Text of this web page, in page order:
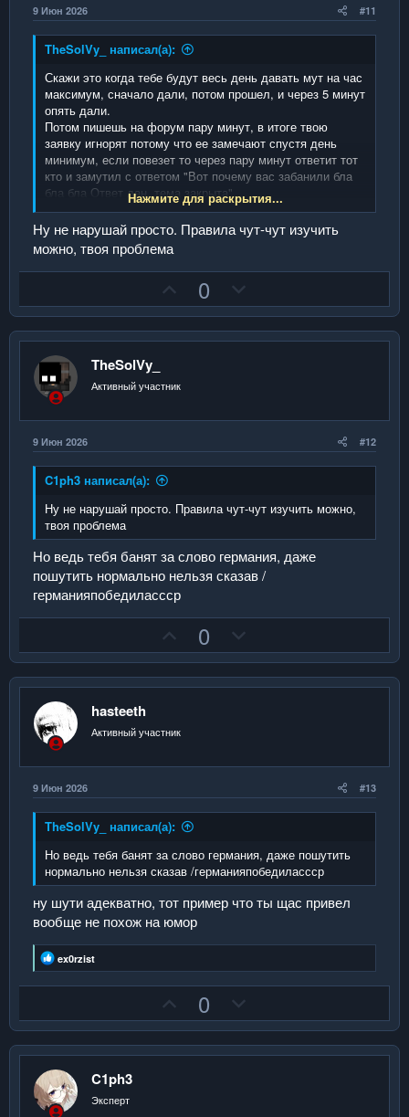
ы
й
г
о
л
о
с
ы
г
о
л
о
с
9 Июн 2026 #11
TheSolVy_ написал(а):
Скажи это когда тебе будут весь день давать мут на час
максимум, сначало дали, потом прошел, и через 5 минут
опять дали.
Потом пишешь на форум пару минут, в итоге твою
заявку игнорят потому что ее замечают спустя день
минимум, если повезет то через пару минут ответит тот
кто и замутил с ответом "Вот почему вас забанили бла
бла бла Ответ дан, тема закрыта"
Сообщение объединено:8 Июн 2026
Модератором легче закрыть тему или игнорировать ее
чем реально ее решать, хоть 1 случай когда игрока
разбанили через форум
Нажмите для раскрытия...
Ну не нарушай просто. Правила чут-чут изучить
можно, твоя проблема
о
з
в
ы
г
л
о
0
е
г
в
ы
г
л
о
TheSolVy_
Активный участник
9 Июн 2026 #12
C1ph3 написал(а):
Ну не нарушай просто. Правила чут-чут изучить можно,
твоя проблема
Но ведь тебя банят за слово германия, даже
пошутить нормально нельзя сказав /
германияпобедилассср
о
з
в
ы
й
г
о
л
о
с
0
е
г
в
ы
г
о
л
с
hasteeth
Активный участник
9 Июн 2026 #13
TheSolVy_ написал(а):
Но ведь тебя банят за слово германия, даже пошутить
нормально нельзя сказав /германияпобедилассср
ну шути адекватно, тот пример что ты щас привел
вообще не похож на юмор
Р
е
а
и
:
ex0rzist
о
з
0
е
г
C1ph3
Эксперт